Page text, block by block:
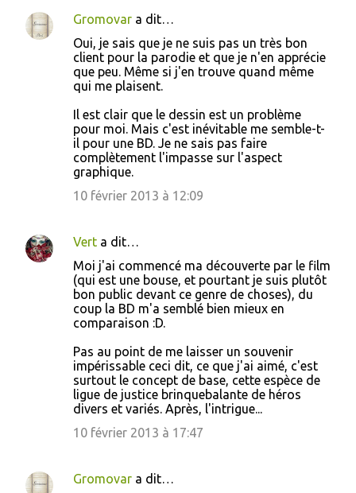
Gromovar a dit…
Oui, je sais que je ne suis pas un très bon
client pour la parodie et que je n'en apprécie
que peu. Même si j'en trouve quand même
qui me plaisent.
Il est clair que le dessin est un problème
pour moi. Mais c'est inévitable me semble-t-
il pour une BD. Je ne sais pas faire
complètement l'impasse sur l'aspect
graphique.
10 février 2013 à 12:09
Vert a dit…
Moi j'ai commencé ma découverte par le film
(qui est une bouse, et pourtant je suis plutôt
bon public devant ce genre de choses), du
coup la BD m'a semblé bien mieux en
comparaison :D.
Pas au point de me laisser un souvenir
impérissable ceci dit, ce que j'ai aimé, c'est
surtout le concept de base, cette espèce de
ligue de justice brinquebalante de héros
divers et variés. Après, l'intrigue...
10 février 2013 à 17:47
Gromovar a dit…